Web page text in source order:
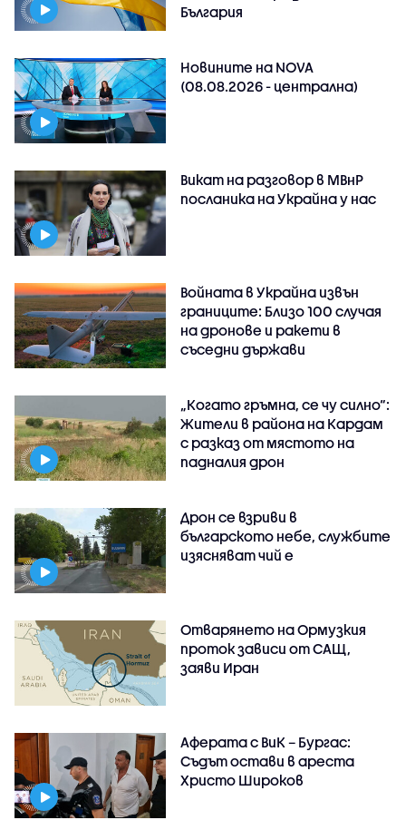
България
Новините на NOVA
(08.08.2026 - централна)
Викат на разговор в МВнР
посланика на Украйна у нас
Войната в Украйна извън
границите: Близо 100 случая
на дронове и ракети в
съседни държави
„Когато гръмна, се чу силно“:
Жители в района на Кардам
с разказ от мястото на
падналия дрон
Дрон се взриви в
българското небе, службите
изясняват чий е
Отварянето на Ормузкия
проток зависи от САЩ,
заяви Иран
Аферата с ВиК – Бургас:
Съдът остави в ареста
Христо Широков